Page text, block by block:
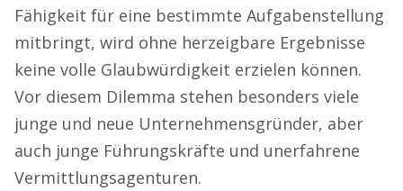
Fähigkeit für eine bestimmte Aufgabenstellung
mitbringt, wird ohne herzeigbare Ergebnisse
keine volle Glaubwürdigkeit erzielen können.
Vor diesem Dilemma stehen besonders viele
junge und neue Unternehmensgründer, aber
auch junge Führungskräfte und unerfahrene
Vermittlungsagenturen.